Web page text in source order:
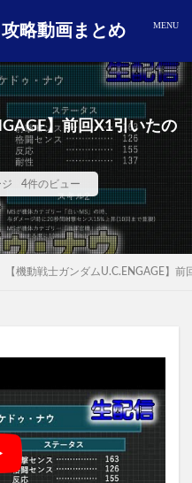
攻略動画まとめ
】前回X1引いたの
4件のビュー
【機動戦士ガンダムU.C.ENGAGE】